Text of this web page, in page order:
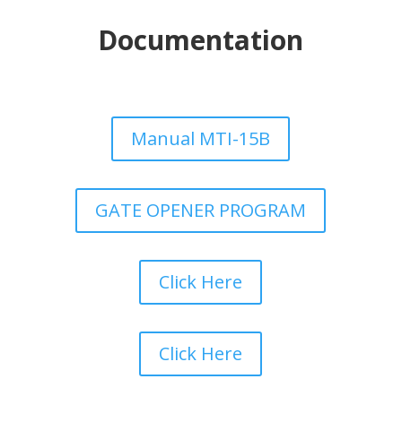
Documentation
Manual MTI-15B
GATE OPENER PROGRAM
Click Here
Click Here